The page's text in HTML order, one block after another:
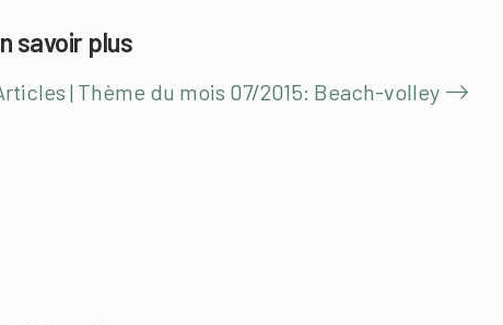
savoir plus
| Thème du mois 07/2015: Beach-volley